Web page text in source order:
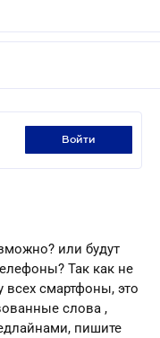
войти
или будут
Так как не
всех смартфоны, это
слова ,
пишите